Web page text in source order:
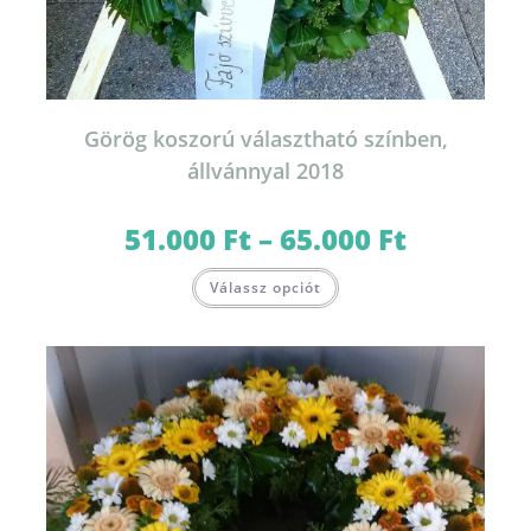
Görög koszorú választható színben,
állvánnyal 2018
51.000 Ft–65.000 Ft51.000 Ft
Válassz opciót a
van.
A
változatok
a
termékoldalon
választhatók
ki